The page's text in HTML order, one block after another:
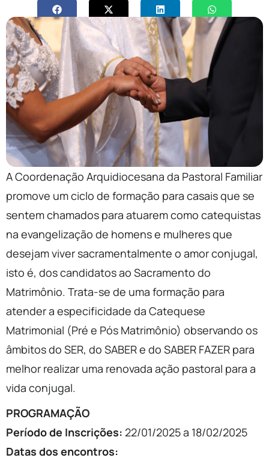
A Coordenação Arquidiocesana da Pastoral Familiar
promove um ciclo de formação para casais que se
sentem chamados para atuarem como catequistas
na evangelização de homens e mulheres que
desejam viver sacramentalmente o amor conjugal,
isto é, dos candidatos ao Sacramento do
Matrimônio. Trata-se de uma formação para
atender a especificidade da Catequese
Matrimonial (Pré e Pós Matrimônio) observando os
âmbitos do SER, do SABER e do SABER FAZER para
melhor realizar uma renovada ação pastoral para a
vida conjugal.
PROGRAMAÇÃO
Período de Inscrições: 22/01/2025 a 18/02/2025
Datas dos encontros: